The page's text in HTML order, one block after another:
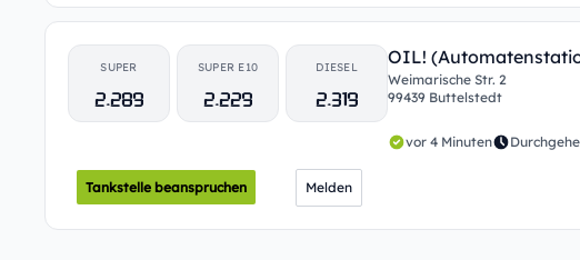
SUPER
2.289
SUPER E10
2.229
DIESEL
2.319
OIL!
Weimarische Str. 2
99439 Buttelstedt
vor 4 Minuten
Tankstelle beanspruchen Melden